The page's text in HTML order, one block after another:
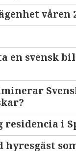
våren
en svensk
residencia i
hyresgäst